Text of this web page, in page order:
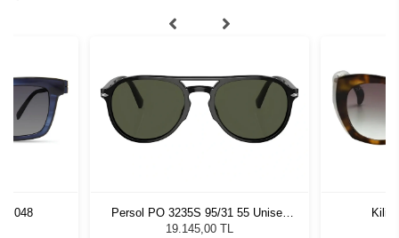
048
Persol PO 3235S 95/31 55 Unisex
Güneş Gözlüğü
19.145,00 TL